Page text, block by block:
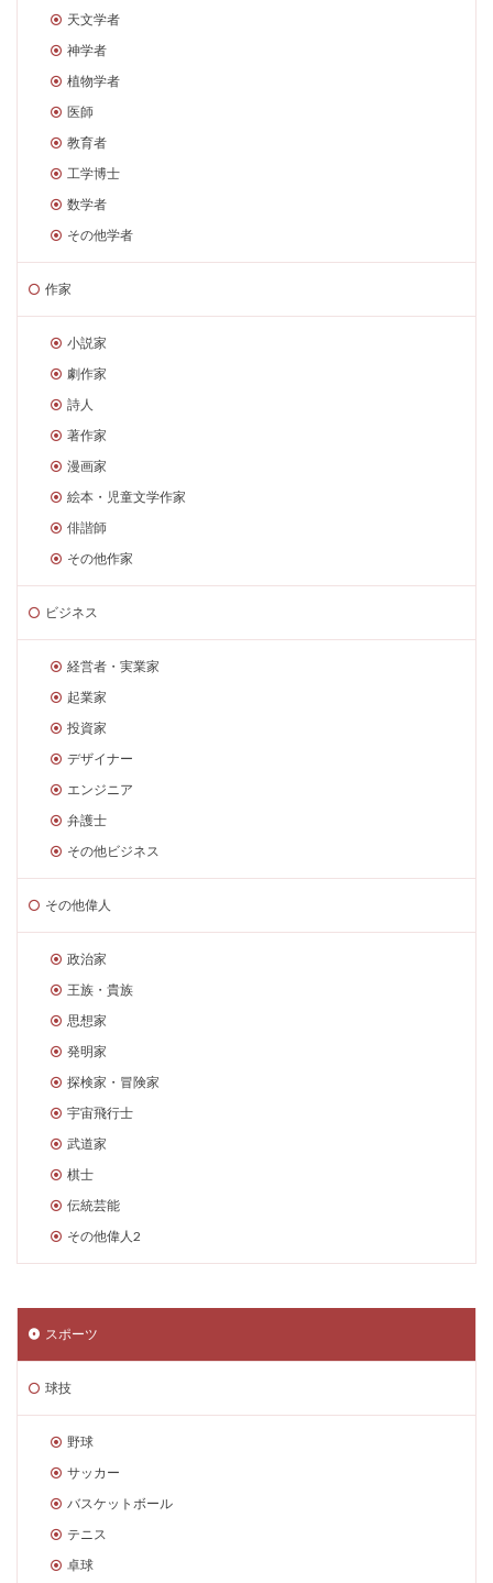
天文学者
神学者
植物学者
医師
教育者
工学博士
数学者
その他学者
作家
小説家
劇作家
詩人
著作家
漫画家
絵本・児童文学作家
俳諧師
その他作家
ビジネス
経営者・実業家
起業家
投資家
デザイナー
エンジニア
弁護士
その他ビジネス
その他偉人
政治家
王族・貴族
思想家
発明家
探検家・冒険家
宇宙飛行士
武道家
棋士
伝統芸能
その他偉人2
スポーツ
球技
野球
サッカー
バスケットボール
テニス
卓球